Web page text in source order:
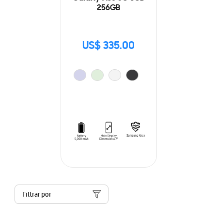
256GB
US$ 335.00
Filtrar por